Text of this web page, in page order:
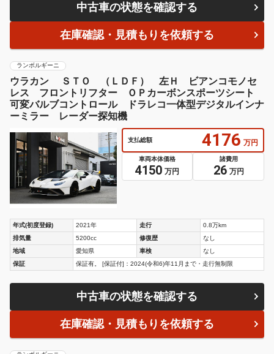
中古車の状態を確認する
在庫確認・見積もりを依頼する
ランボルギーニ
ウラカン ＳＴＯ （ＬＤＦ） 左Ｈ ビアンコモノセ
レス フロントリフター ＯＰカーボンスポーツシート
可変バルブコントロール ドラレコ一体型デジタルインナ
ーミラー レーダー探知機
支払総額 4176 万円
車両本体価格
4150 万円
諸費用
26 万円
年式(初度登録) 2021年 走行
0.8万km
排気量
5200cc 修復歴
なし
地域
愛知県 車検
なし
保証
保証有。 [保証付]：2024(令和6)年11月まで・走行無制限
中古車の状態を確認する
在庫確認・見積もりを依頼する